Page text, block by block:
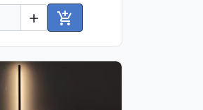
 
Ajouter au panier